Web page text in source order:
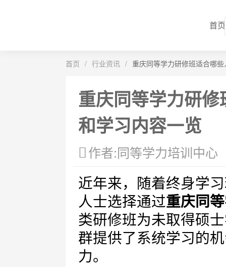
首页
首页 / 行业资讯 / 重庆同等学力研修班适合哪
重庆同等学力研
和学习内容一览
作者:同等学力培训中心
近年来，随着终身学
人士选择通过重庆同
类研修班为未取得硕
群提供了系统学习的
力。